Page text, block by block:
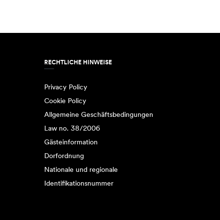
RECHTLICHE HINWEISE
Privacy Policy
Cookie Policy
Allgemeine Geschäftsbedingungen
Law no. 38/2006
Gästeinformation
Dorfordnung
Nationale und regionale
Identifikationsnummer